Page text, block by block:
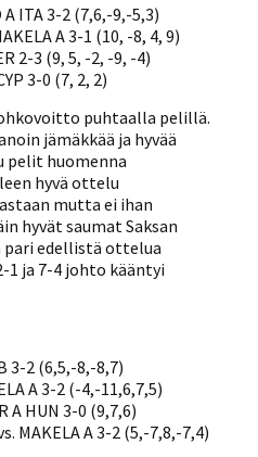
A ITA 3-2 (7,6,-9,-5,3)
A 3-1 (10, -8, 4, 9)
2-3 (9, 5, -2, -9, -4)
3-0 (7, 2, 2)
puhtaalla pelillä.
jämäkkää ja hyvää
pelit huomenna
hyvä ottelu
mutta ei ihan
hyvät saumat Saksan
pari edellistä ottelua
1 ja 7-4 johto kääntyi
3-2 (6,5,-8,-8,7)
A 3-2 (-4,-11,6,7,5)
A HUN 3-0 (9,7,6)
MAKELA A 3-2 (5,-7,8,-7,4)